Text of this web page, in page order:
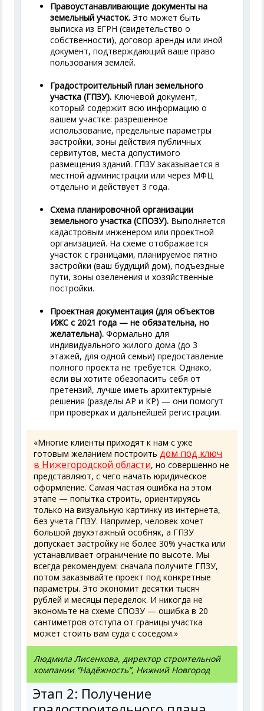
Правоустанавливающие документы на
земельный участок. Это может быть
выписка из ЕГРН (свидетельство о
собственности), договор аренды или иной
документ, подтверждающий ваше право
пользования землей.
Градостроительный план земельного
участка (ГПЗУ). Ключевой документ,
который содержит всю информацию о
вашем участке: разрешенное
использование, предельные параметры
застройки, зоны действия публичных
сервитутов, места допустимого
размещения зданий. ГПЗУ заказывается в
местной администрации или через МФЦ
отдельно и действует 3 года.
Схема планировочной организации
земельного участка (СПОЗУ). Выполняется
кадастровым инженером или проектной
организацией. На схеме отображается
участок с границами, планируемое пятно
застройки (ваш будущий дом), подъездные
пути, зоны озеленения и хозяйственные
постройки.
Проектная документация (для объектов
ИЖС с 2021 года — не обязательна, но
желательна). Формально для
индивидуального жилого дома (до 3
этажей, для одной семьи) предоставление
полного проекта не требуется. Однако,
если вы хотите обезопасить себя от
претензий, лучше иметь архитектурные
решения (разделы АР и КР) — они помогут
при проверках и дальнейшей регистрации.
«Многие клиенты приходят к нам с уже
готовым желанием построитьдом под ключ
в Нижегородской области, но совершенно не
представляют, с чего начать юридическое
оформление. Самая частая ошибка на этом
этапе — попытка строить, ориентируясь
только на визуальную картинку из интернета,
без учета ГПЗУ. Например, человек хочет
большой двухэтажный особняк, а ГПЗУ
допускает застройку не более 30% участка или
устанавливает ограничение по высоте. Мы
всегда рекомендуем: сначала получите ГПЗУ,
потом заказывайте проект под конкретные
параметры. Это экономит десятки тысяч
рублей и месяцы переделок. И никогда не
экономьте на схеме СПОЗУ — ошибка в 20
сантиметров отступа от границы участка
может стоить вам суда с соседом.»
Людмила Лисенкова, директор строительной
компании “Надёжность”, Нижний Новгород
Этап 2: Получение